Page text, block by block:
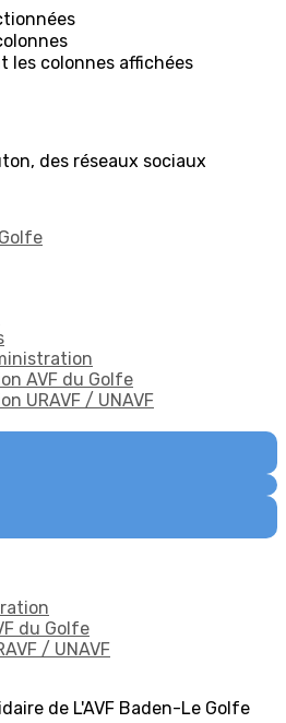
les colonnes affichées
des réseaux sociaux
AVF du Golfe
URAVF / UNAVF
du Golfe
/ UNAVF